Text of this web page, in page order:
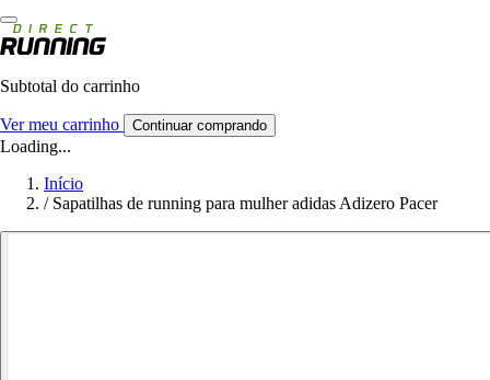
Subtotal do carrinho
Ver meu carrinho Continuar comprando
Loading...
Início
/ Sapatilhas de running para mulher adidas Adizero Pacer